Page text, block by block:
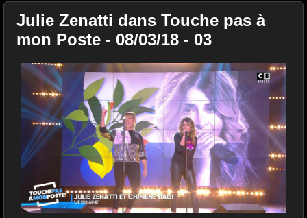
Julie Zenatti dans Touche pas à
mon Poste - 08/03/18 - 03